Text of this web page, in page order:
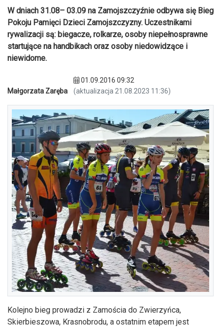
W dniach 31.08– 03.09 na Zamojszczyźnie odbywa się Bieg
Pokoju Pamięci Dzieci Zamojszczyzny. Uczestnikami
rywalizacji są: biegacze, rolkarze, osoby niepełnosprawne
startujące na handbikach oraz osoby niedowidzące i
niewidome.
Małgorzata Zaręba
01.09.2016 09:32
(aktualizacja 21.08.2023 11:36)
Kolejno bieg prowadzi z Zamościa do Zwierzyńca,
Skierbieszowa, Krasnobrodu, a ostatnim etapem jest